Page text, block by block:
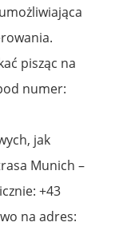
pisząc na
numer:
jak
Munich –
+43
na adres: